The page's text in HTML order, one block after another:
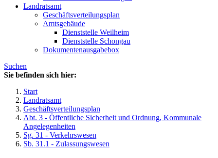
Landratsamt
Geschäftsverteilungsplan
Amtsgebäude
Dienststelle Weilheim
Dienststelle Schongau
Dokumentenausgabebox
Suchen
Sie befinden sich hier:
Start
Landratsamt
Geschäftsverteilungsplan
Abt. 3 - Öffentliche Sicherheit und Ordnung, Kommunale
Angelegenheiten
Sg. 31 - Verkehrswesen
Sb. 31.1 - Zulassungswesen